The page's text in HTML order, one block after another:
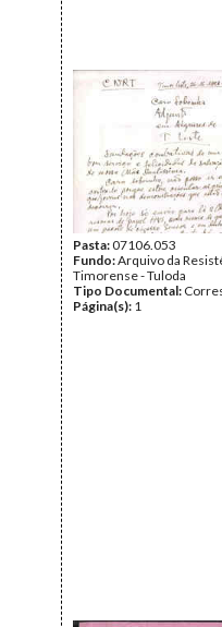
Pasta:07106.053
Fundo:Arquivo da
Timorense - Tuloda
Tipo Documental:
Página(s): 1